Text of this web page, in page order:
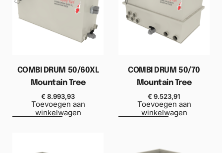
COMBI DRUM 50/60XL
Mountain Tree
€ 8.993,93
Toevoegen aan
winkelwagen
COMBI DRUM 50/70
Mountain Tree
€ 9.523,91
Toevoegen aan
winkelwagen